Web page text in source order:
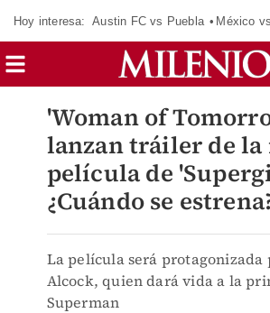
Hoy interesa: Austin FC vs Puebla México
'Woman of
lanzan tráiler de la
película de
¿Cuándo se
La película será
Alcock, quien dará vida a la
Superman